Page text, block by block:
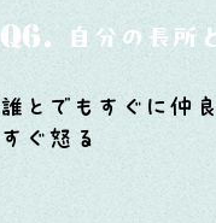
Q6. 自分の長所
誰とでもすぐに仲
すぐ怒る